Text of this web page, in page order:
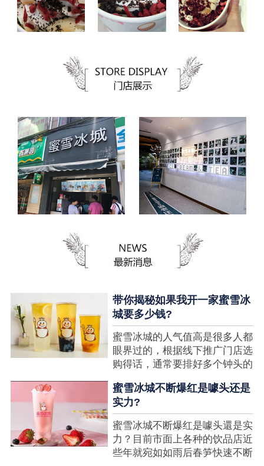
带你揭秘如果我开一家蜜雪冰
城要多少钱?
蜜雪冰城的人气值高是很多人都
眼界过的，根据线下推广门店选
购得话，通常要排好多个钟头的
想要排长队，为的便是那一杯令
人挂念的蜜雪冰城。顾客喜爱的
商品，投资者为什么会看不见在
其中的创业商机呢?许多投资者
都会了解我开一家蜜雪冰城要多
少钱?....
蜜雪冰城不断爆红是噱头还是
实力?
蜜雪冰城不断爆红是噱头還是实
力？目前市面上各种的饮品店近
些年就宛如如雨后春笋快速不断